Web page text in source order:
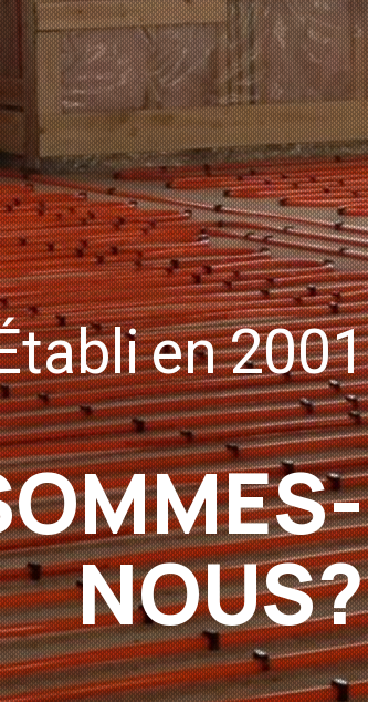
tablien2001
NOUS?